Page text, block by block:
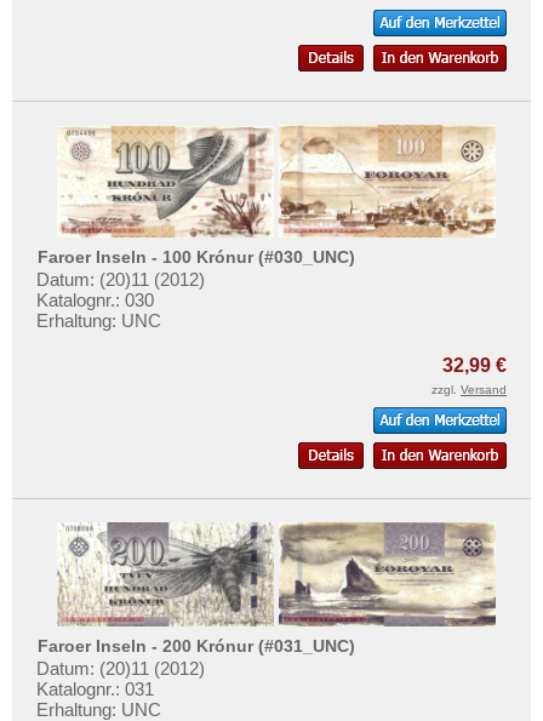
Faroer Inseln - 100 Krónur (#030_UNC)
Datum: (20)11 (2012)
Katalognr.: 030
Erhaltung: UNC
32,99 €
zzgl. Versand
Faroer Inseln - 200 Krónur (#031_UNC)
Datum: (20)11 (2012)
Katalognr.: 031
Erhaltung: UNC